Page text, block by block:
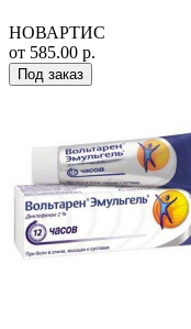
НОВАРТИС
от 585.00 р.
Под заказ